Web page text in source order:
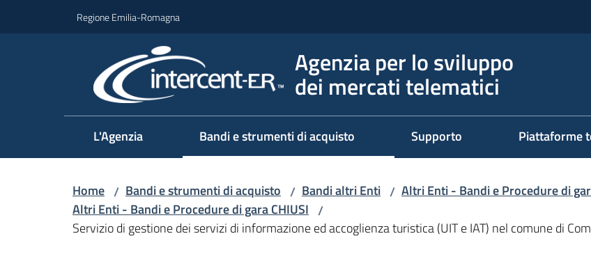
Regione Emilia-Romagna
Agenzia per lo sviluppo
dei mercati telematici
L'Agenzia Bandi e strumenti di acquisto Supporto Piattaforme
Home / Bandi e strumenti di acquisto / Bandi altri Enti / Altri Enti - Bandi e Procedure di
Altri Enti - Bandi e Procedure di gara CHIUSI /
Servizio di gestione dei servizi di informazione ed accoglienza turistica (UIT e IAT) nel comune di